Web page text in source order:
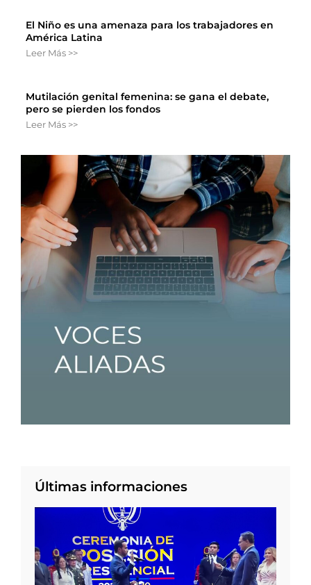
El Niño es una amenaza para los trabajadores en
América Latina
Leer Más >>
Mutilación genital femenina: se gana el debate,
pero se pierden los fondos
Leer Más >>
Últimas informaciones